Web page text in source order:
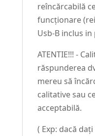
reîncărcabilă
funcționare
Usb-B inclus in
ATENTIE!!! -
răspunderea
mereu să
calitative sau
acceptabilă.
( Exp: dacă